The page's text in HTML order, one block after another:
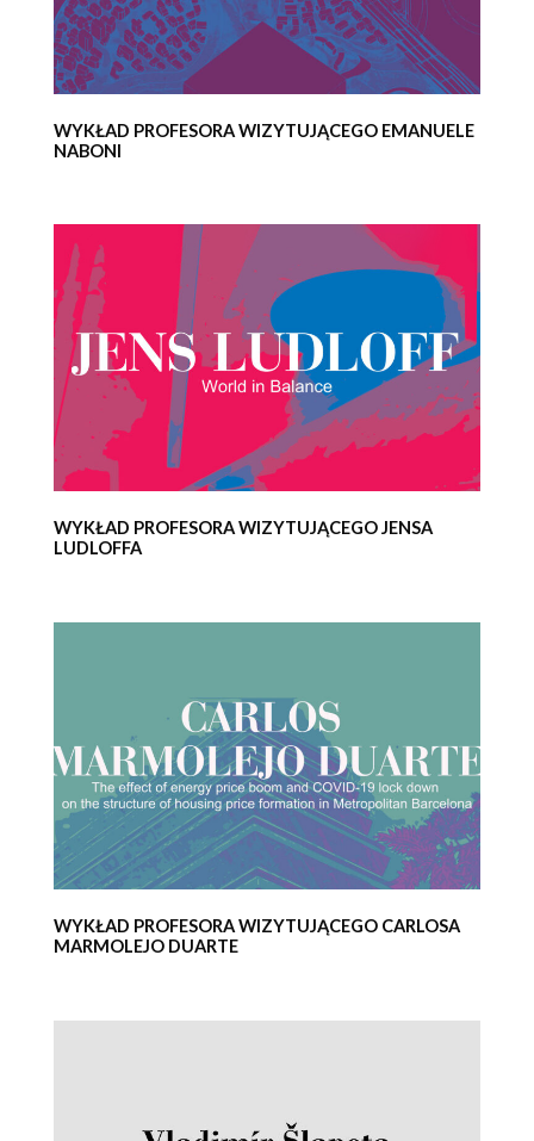
WYKŁAD PROFESORA WIZYTUJĄCEGO EMANUELE
NABONI
WYKŁAD PROFESORA WIZYTUJĄCEGO JENSA
LUDLOFFA
WYKŁAD PROFESORA WIZYTUJĄCEGO CARLOSA
MARMOLEJO DUARTE